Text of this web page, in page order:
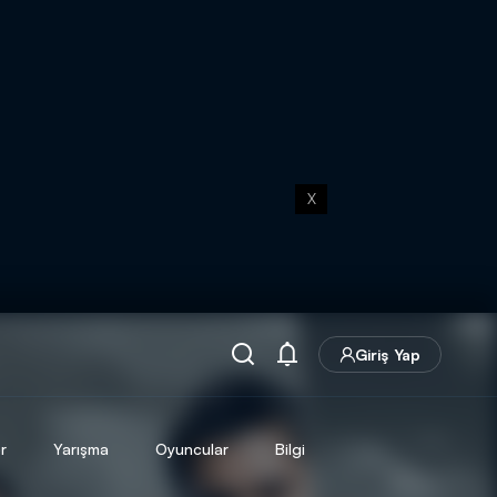
X
Giriş Yap
Yarışma Oyuncular Bilgi